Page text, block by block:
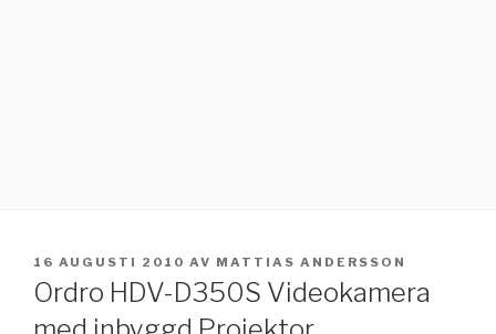
PUBLICERAT
16 AUGUSTI 2010 AV MATTIAS ANDERSSON
Ordro HDV-D350S Videokamera